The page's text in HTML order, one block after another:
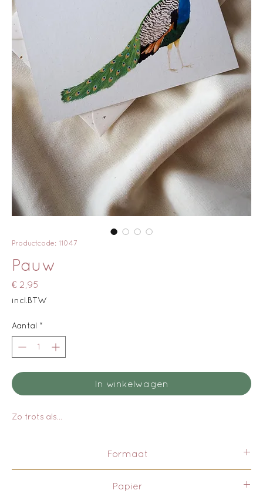
Productcode: 11047
Pauw
€ 2,95
incl.BTW
Aantal *
In winkelwagen
Zo trots als...
Formaat
Papier